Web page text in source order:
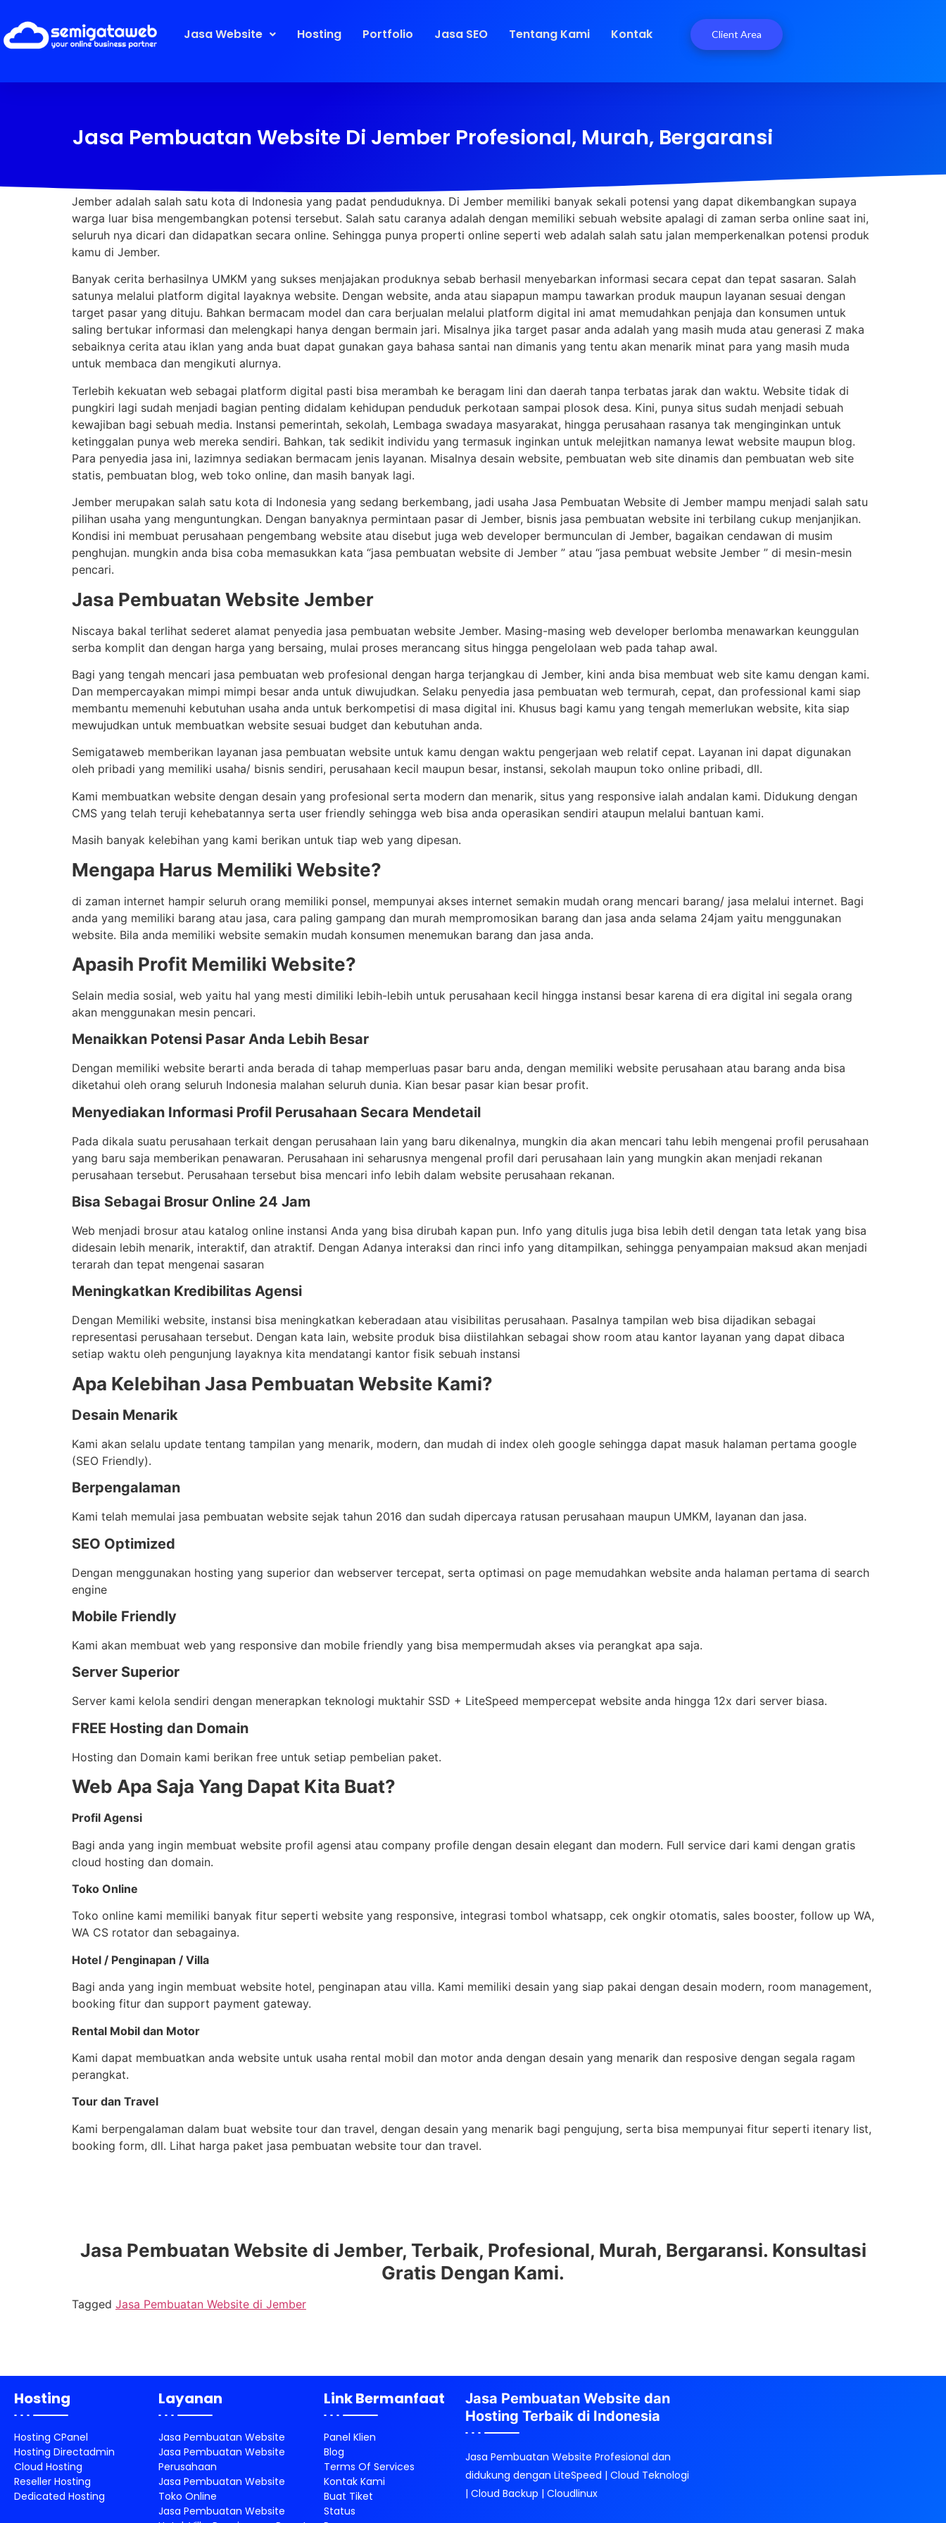
Jasa Website Hosting Portfolio Jasa SEO Tentang Kami Kontak Client Area
Jasa Pembuatan Website Di Jember Profesional, Murah, Bergaransi
Jember adalah salah satu kota di Indonesia yang padat penduduknya. Di Jember memiliki banyak sekali potensi yang dapat dikembangkan supaya
warga luar bisa mengembangkan potensi tersebut. Salah satu caranya adalah dengan memiliki sebuah website apalagi di zaman serba online saat ini,
seluruh nya dicari dan didapatkan secara online. Sehingga punya properti online seperti web adalah salah satu jalan memperkenalkan potensi produk
kamu di Jember.
Banyak cerita berhasilnya UMKM yang sukses menjajakan produknya sebab berhasil menyebarkan informasi secara cepat dan tepat sasaran. Salah
satunya melalui platform digital layaknya website. Dengan website, anda atau siapapun mampu tawarkan produk maupun layanan sesuai dengan
target pasar yang dituju. Bahkan bermacam model dan cara berjualan melalui platform digital ini amat memudahkan penjaja dan konsumen untuk
saling bertukar informasi dan melengkapi hanya dengan bermain jari. Misalnya jika target pasar anda adalah yang masih muda atau generasi Z maka
sebaiknya cerita atau iklan yang anda buat dapat gunakan gaya bahasa santai nan dimanis yang tentu akan menarik minat para yang masih muda
untuk membaca dan mengikuti alurnya.
Terlebih kekuatan web sebagai platform digital pasti bisa merambah ke beragam lini dan daerah tanpa terbatas jarak dan waktu. Website tidak di
pungkiri lagi sudah menjadi bagian penting didalam kehidupan penduduk perkotaan sampai plosok desa. Kini, punya situs sudah menjadi sebuah
kewajiban bagi sebuah media. Instansi pemerintah, sekolah, Lembaga swadaya masyarakat, hingga perusahaan rasanya tak menginginkan untuk
ketinggalan punya web mereka sendiri. Bahkan, tak sedikit individu yang termasuk inginkan untuk melejitkan namanya lewat website maupun blog.
Para penyedia jasa ini, lazimnya sediakan bermacam jenis layanan. Misalnya desain website, pembuatan web site dinamis dan pembuatan web site
statis, pembuatan blog, web toko online, dan masih banyak lagi.
Jember merupakan salah satu kota di Indonesia yang sedang berkembang, jadi usaha Jasa Pembuatan Website di Jember mampu menjadi salah satu
pilihan usaha yang menguntungkan. Dengan banyaknya permintaan pasar di Jember, bisnis jasa pembuatan website ini terbilang cukup menjanjikan.
Kondisi ini membuat perusahaan pengembang website atau disebut juga web developer bermunculan di Jember, bagaikan cendawan di musim
penghujan. mungkin anda bisa coba memasukkan kata “jasa pembuatan website di Jember ” atau “jasa pembuat website Jember ” di mesin-mesin
pencari.
Jasa Pembuatan Website Jember
Niscaya bakal terlihat sederet alamat penyedia jasa pembuatan website Jember. Masing-masing web developer berlomba menawarkan keunggulan
serba komplit dan dengan harga yang bersaing, mulai proses merancang situs hingga pengelolaan web pada tahap awal.
Bagi yang tengah mencari jasa pembuatan web profesional dengan harga terjangkau di Jember, kini anda bisa membuat web site kamu dengan kami.
Dan mempercayakan mimpi mimpi besar anda untuk diwujudkan. Selaku penyedia jasa pembuatan web termurah, cepat, dan professional kami siap
membantu memenuhi kebutuhan usaha anda untuk berkompetisi di masa digital ini. Khusus bagi kamu yang tengah memerlukan website, kita siap
mewujudkan untuk membuatkan website sesuai budget dan kebutuhan anda.
Semigataweb memberikan layanan jasa pembuatan website untuk kamu dengan waktu pengerjaan web relatif cepat. Layanan ini dapat digunakan
oleh pribadi yang memiliki usaha/ bisnis sendiri, perusahaan kecil maupun besar, instansi, sekolah maupun toko online pribadi, dll.
Kami membuatkan website dengan desain yang profesional serta modern dan menarik, situs yang responsive ialah andalan kami. Didukung dengan
CMS yang telah teruji kehebatannya serta user friendly sehingga web bisa anda operasikan sendiri ataupun melalui bantuan kami.
Masih banyak kelebihan yang kami berikan untuk tiap web yang dipesan.
Mengapa Harus Memiliki Website?
di zaman internet hampir seluruh orang memiliki ponsel, mempunyai akses internet semakin mudah orang mencari barang/ jasa melalui internet. Bagi
anda yang memiliki barang atau jasa, cara paling gampang dan murah mempromosikan barang dan jasa anda selama 24jam yaitu menggunakan
website. Bila anda memiliki website semakin mudah konsumen menemukan barang dan jasa anda.
Apasih Profit Memiliki Website?
Selain media sosial, web yaitu hal yang mesti dimiliki lebih-lebih untuk perusahaan kecil hingga instansi besar karena di era digital ini segala orang
akan menggunakan mesin pencari.
Menaikkan Potensi Pasar Anda Lebih Besar
Dengan memiliki website berarti anda berada di tahap memperluas pasar baru anda, dengan memiliki website perusahaan atau barang anda bisa
diketahui oleh orang seluruh Indonesia malahan seluruh dunia. Kian besar pasar kian besar profit.
Menyediakan Informasi Profil Perusahaan Secara Mendetail
Pada dikala suatu perusahaan terkait dengan perusahaan lain yang baru dikenalnya, mungkin dia akan mencari tahu lebih mengenai profil perusahaan
yang baru saja memberikan penawaran. Perusahaan ini seharusnya mengenal profil dari perusahaan lain yang mungkin akan menjadi rekanan
perusahaan tersebut. Perusahaan tersebut bisa mencari info lebih dalam website perusahaan rekanan.
Bisa Sebagai Brosur Online 24 Jam
Web menjadi brosur atau katalog online instansi Anda yang bisa dirubah kapan pun. Info yang ditulis juga bisa lebih detil dengan tata letak yang bisa
didesain lebih menarik, interaktif, dan atraktif. Dengan Adanya interaksi dan rinci info yang ditampilkan, sehingga penyampaian maksud akan menjadi
terarah dan tepat mengenai sasaran
Meningkatkan Kredibilitas Agensi
Dengan Memiliki website, instansi bisa meningkatkan keberadaan atau visibilitas perusahaan. Pasalnya tampilan web bisa dijadikan sebagai
representasi perusahaan tersebut. Dengan kata lain, website produk bisa diistilahkan sebagai show room atau kantor layanan yang dapat dibaca
setiap waktu oleh pengunjung layaknya kita mendatangi kantor fisik sebuah instansi
Apa Kelebihan Jasa Pembuatan Website Kami?
Desain Menarik
Kami akan selalu update tentang tampilan yang menarik, modern, dan mudah di index oleh google sehingga dapat masuk halaman pertama google
(SEO Friendly).
Berpengalaman
Kami telah memulai jasa pembuatan website sejak tahun 2016 dan sudah dipercaya ratusan perusahaan maupun UMKM, layanan dan jasa.
SEO Optimized
Dengan menggunakan hosting yang superior dan webserver tercepat, serta optimasi on page memudahkan website anda halaman pertama di search
engine
Mobile Friendly
Kami akan membuat web yang responsive dan mobile friendly yang bisa mempermudah akses via perangkat apa saja.
Server Superior
Server kami kelola sendiri dengan menerapkan teknologi muktahir SSD + LiteSpeed mempercepat website anda hingga 12x dari server biasa.
FREE Hosting dan Domain
Hosting dan Domain kami berikan free untuk setiap pembelian paket.
Web Apa Saja Yang Dapat Kita Buat?
Profil Agensi
Bagi anda yang ingin membuat website profil agensi atau company profile dengan desain elegant dan modern. Full service dari kami dengan gratis
cloud hosting dan domain.
Toko Online
Toko online kami memiliki banyak fitur seperti website yang responsive, integrasi tombol whatsapp, cek ongkir otomatis, sales booster, follow up WA,
WA CS rotator dan sebagainya.
Hotel / Penginapan / Villa
Bagi anda yang ingin membuat website hotel, penginapan atau villa. Kami memiliki desain yang siap pakai dengan desain modern, room management,
booking fitur dan support payment gateway.
Rental Mobil dan Motor
Kami dapat membuatkan anda website untuk usaha rental mobil dan motor anda dengan desain yang menarik dan resposive dengan segala ragam
perangkat.
Tour dan Travel
Kami berpengalaman dalam buat website tour dan travel, dengan desain yang menarik bagi pengujung, serta bisa mempunyai fitur seperti itenary list,
booking form, dll. Lihat harga paket jasa pembuatan website tour dan travel.
Jasa Pembuatan Website di Jember, Terbaik, Profesional, Murah, Bergaransi. Konsultasi
Gratis Dengan Kami.
Tagged Jasa Pembuatan Website di Jember
Hosting
Hosting CPanel
Hosting Directadmin
Cloud Hosting
Reseller Hosting
Dedicated Hosting
Layanan
Jasa Pembuatan Website
Jasa Pembuatan Website
Perusahaan
Jasa Pembuatan Website
Toko Online
Jasa Pembuatan Website
Link Bermanfaat
Panel Klien
Blog
Terms Of Services
Kontak Kami
Buat Tiket
Status
Jasa Pembuatan Website dan
Hosting Terbaik di Indonesia
Jasa Pembuatan Website Profesional dan
didukung dengan LiteSpeed | Cloud Teknologi
| Cloud Backup | Cloudlinux